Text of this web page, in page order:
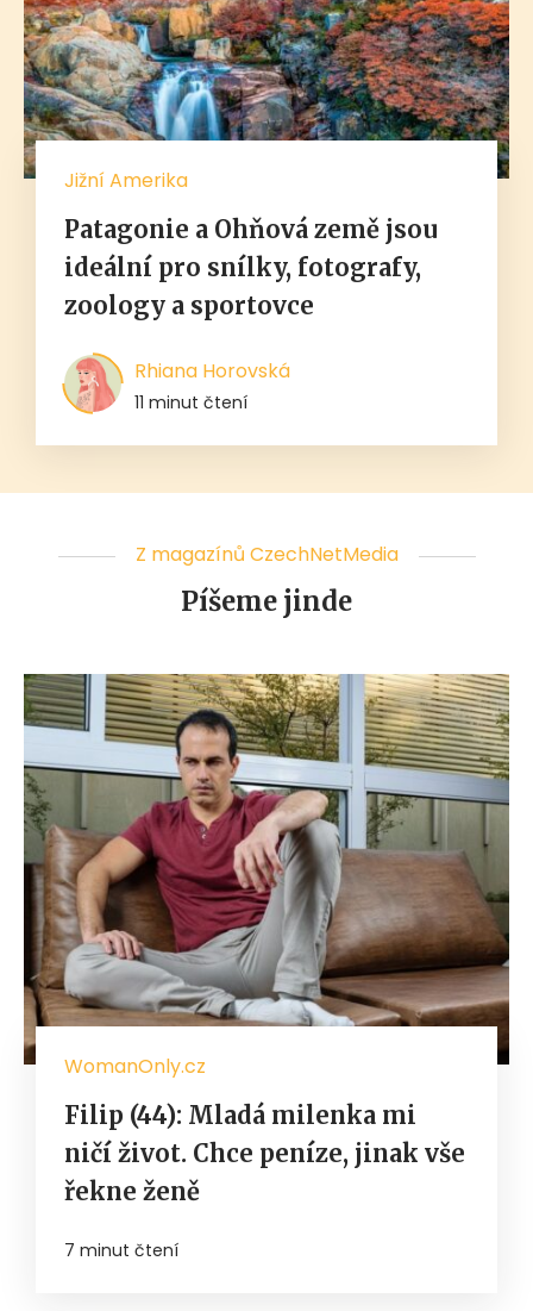
Jižní Amerika
Patagonie a Ohňová země jsou
ideální pro snílky, fotografy,
zoology a sportovce
Rhiana Horovská
11 minut čtení
Z magazínů CzechNetMedia
Píšeme jinde
WomanOnly.cz
Filip (44): Mladá milenka mi
ničí život. Chce peníze, jinak vše
řekne ženě
7 minut čtení